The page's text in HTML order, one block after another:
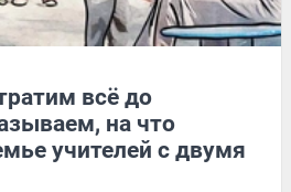
всё до
на что
учителей с двумя